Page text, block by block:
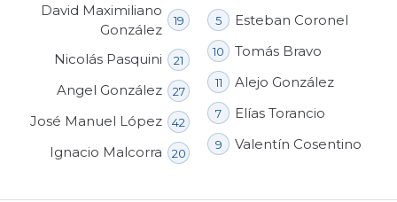
David Maximiliano
González
19
Nicolás Pasquini 21
Angel González 27
José Manuel López 42
Ignacio Malcorra 20
5 Esteban Coronel
10 Tomás Bravo
11 Alejo González
7 Elías Torancio
9 Valentín Cosentino